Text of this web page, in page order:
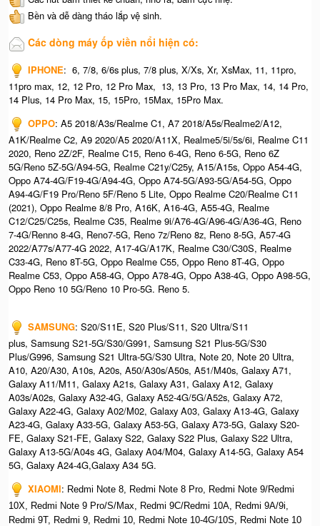
Bền và dễ dàng tháo lắp vệ sinh.
Các dòng máy ốp viền nổi hiện có:
IPHONE: 6, 7/8, 6/6s plus, 7/8 plus, X/Xs, Xr, XsMax, 11, 11pro,
11pro max, 12, 12 Pro, 12 Pro Max, 13, 13 Pro, 13 Pro Max, 14, 14 Pro,
14 Plus, 14 Pro Max, 15, 15Pro, 15Max, 15Pro Max.
OPPO: A5 2018/A3s/Realme C1, A7 2018/A5s/Realme2/A12,
A1K/Realme C2, A9 2020/A5 2020/A11X, Realme5/5i/5s/6i, Realme C11
2020, Reno 2Z/2F, Realme C15, Reno 6-4G, Reno 6-5G, Reno 6Z
5G/Reno 5Z-5G/A94-5G, Realme C21y/C25y, A15/A15s, Oppo A54-4G,
Oppo A74-4G/F19-4G/A94-4G, Oppo A74-5G/A93-5G/A54-5G, Oppo
A94-4G/F19 Pro/Reno 5F/Reno 5 Lite, Oppo Realme C20/Realme C11
(2021), Oppo Realme 8/8 Pro, A16K, A16-4G, A55-4G, Realme
C12/C25/C25s, Realme C35, Realme 9i/A76-4G/A96-4G/A36-4G, Reno
7-4G/Renno 8-4G, Reno7-5G, Reno 7z/Reno 8z, Reno 8-5G, A57-4G
2022/A77s/A77-4G 2022, A17-4G/A17K, Realme C30/C30S, Realme
C33-4G, Reno 8T-5G, Oppo Realme C55, Oppo Reno 8T-4G, Oppo
Realme C53, Oppo A58-4G, Oppo A78-4G, Oppo A38-4G, Oppo A98-5G,
Oppo Reno 10 5G/Reno 10 Pro-5G. Reno 5.
SAMSUNG: S20/S11E, S20 Plus/S11, S20 Ultra/S11
plus, Samsung S21-5G/S30/G991, Samsung S21 Plus-5G/S30
Plus/G996, Samsung S21 Ultra-5G/S30 Ultra, Note 20, Note 20 Ultra,
A10, A20/A30, A10s, A20s, A50/A30s/A50s, A51/M40s, Galaxy A71,
Galaxy A11/M11, Galaxy A21s, Galaxy A31, Galaxy A12, Galaxy
A03s/A02s, Galaxy A32-4G, Galaxy A52-4G/5G/A52s, Galaxy A72,
Galaxy A22-4G, Galaxy A02/M02, Galaxy A03, Galaxy A13-4G, Galaxy
A23-4G, Galaxy A33-5G, Galaxy A53-5G, Galaxy A73-5G, Galaxy S20-
FE, Galaxy S21-FE, Galaxy S22, Galaxy S22 Plus, Galaxy S22 Ultra,
Galaxy A13-5G/A04s 4G, Galaxy A04/M04, Galaxy A14-5G, Galaxy A54
5G, Galaxy A24-4G,Galaxy A34 5G.
XIAOMI: Redmi Note 8, Redmi Note 8 Pro, Redmi Note 9/Redmi
10X, Redmi Note 9 Pro/S/Max, Redmi 9C/Redmi 10A, Redmi 9A/9i,
Redmi 9T, Redmi 9, Redmi 10, Redmi Note 10-4G/10S, Redmi Note 10